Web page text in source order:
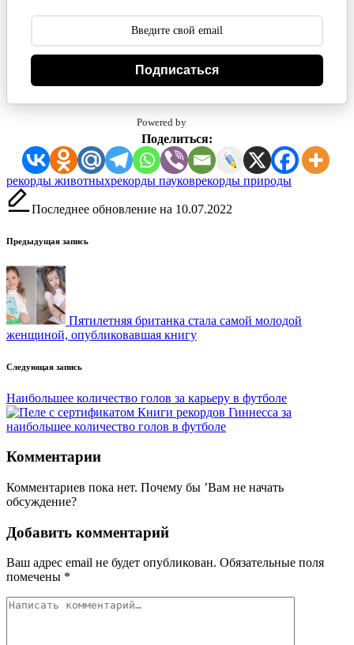
Подписаться
Powered by
Поделиться:
Метки:
рекорды животныхрекорды пауковрекорды природы
Последнее обновление на 10.07.2022
Навигация
записи
Предыдущая запись
Пятилетняя британка стала самой молодой
женщиной, опубликовавшая книгу
Следующая запись
Наибольшее количество голов за карьеру в футболе
Комментарии
Комментариев пока нет. Почему бы ’Вам не начать
обсуждение?
Добавить комментарий
Ваш адрес email не будет опубликован. Обязательные поля
помечены *